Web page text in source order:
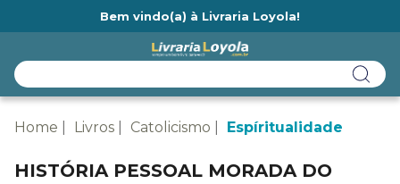
Bem vindo(a) à Livraria Loyola!
Home Livros Catolicismo Espíritualidade
HISTÓRIA PESSOAL MORADA DO